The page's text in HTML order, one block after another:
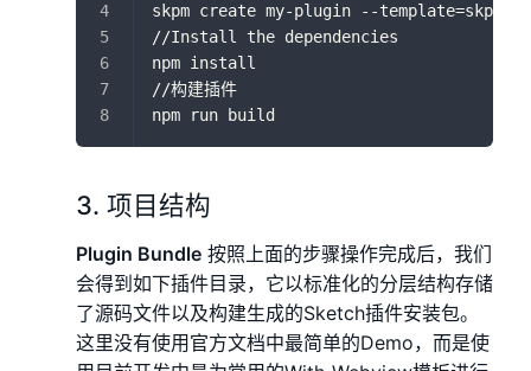
skpm create my-plugin --template=skpm/
//Install the dependencies
npm install
//构建插件
npm run build
3. 项目结构
Plugin Bundle 按照上面的步骤操作完成后，我们
会得到如下插件目录，它以标准化的分层结构存储
了源码文件以及构建生成的Sketch插件安装包。
这里没有使用官方文档中最简单的Demo，而是使